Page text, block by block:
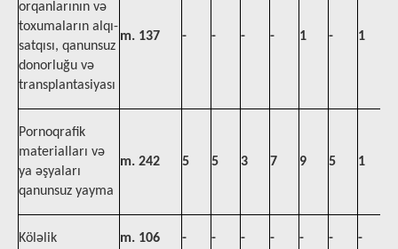
orqanlarının və
toxumaların alqı-
satqısı, qanunsuz
donorluğu və
transplantasiyası
m. 137 - - - - 1 - 1
Pornoqrafik
materialları və
ya əşyaları
qanunsuz yayma
m. 242 5 5 3 7 9 5 1
Köləlik m. 106 - - - - - - -